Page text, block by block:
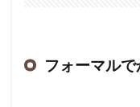
フォーマル